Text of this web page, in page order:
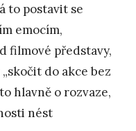
to postavit se
emocím,
filmové představy,
do akce bez
hlavně o rozvaze,
nést